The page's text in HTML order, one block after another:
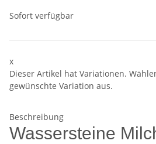
Sofort verfügbar
x
Dieser Artikel hat Variationen.
gewünschte Variation aus.
Beschreibung
Wassersteine